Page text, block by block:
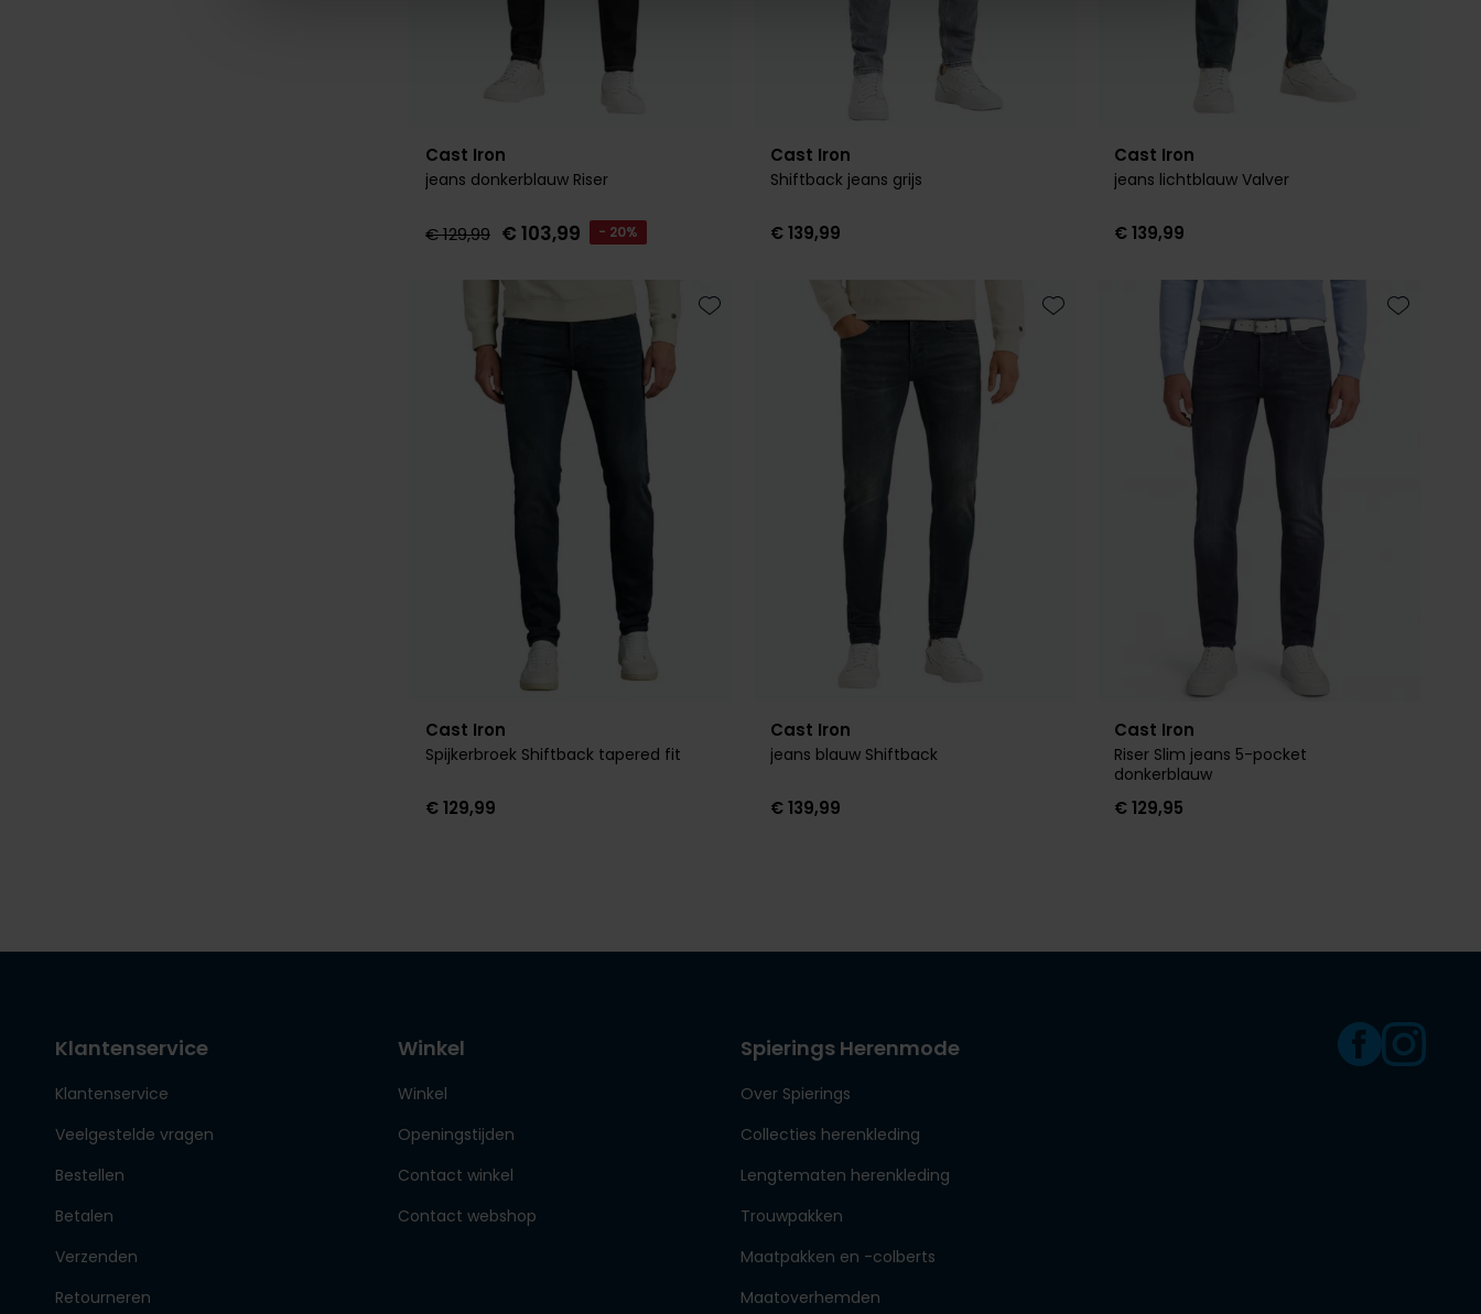
Cast Iron
jeans donkerblauw Riser
€ 129,99 € 103,99 - 20%
Cast Iron
Shiftback jeans grijs
€ 139,99
Cast Iron
jeans lichtblauw Valver
€ 139,99
Cast Iron
Spijkerbroek Shiftback tapered fit
€ 129,99
Toevoegen aan favorieten
Cast Iron
jeans blauw Shiftback
€ 139,99
Toevoegen aan favorieten
Cast Iron
Riser Slim jeans 5-pocket
donkerblauw
€ 129,95
Klantenservice
Klantenservice
Veelgestelde vragen
Bestellen
Betalen
Verzenden
Retourneren
Winkel
Winkel
Openingstijden
Contact winkel
Contact webshop
Spierings Herenmode
Over Spierings
Collecties herenkleding
Lengtematen herenkleding
Trouwpakken
Maatpakken en -colberts
Maatoverhemden